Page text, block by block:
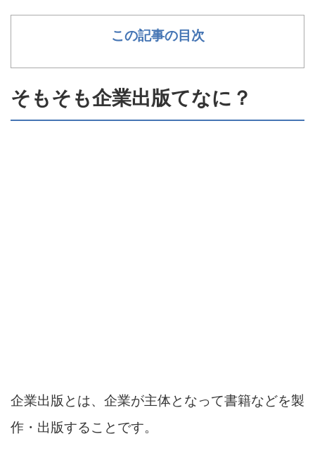
この記事の目次
そもそも企業出版てなに？
企業出版とは、企業が主体となって書籍などを製
作・出版することです。